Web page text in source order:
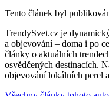
Tento článek byl
TrendySvet.cz je
a objevování – doma i po
články o aktuálních
osvědčených destinacích.
objevování lokálních perel